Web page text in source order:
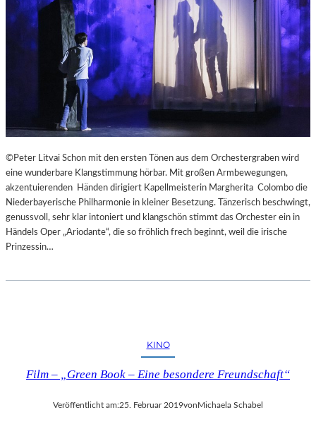
R
I
G
I
E
R
N
“
–
E
W
H
M
©Peter Litvai Schon mit den ersten Tönen aus dem Orchestergraben wird
eine wunderbare Klangstimmung hörbar. Mit großen Armbewegungen,
akzentuierenden Händen dirigiert Kapellmeisterin Margherita Colombo die
Niederbayerische Philharmonie in kleiner Besetzung. Tänzerisch beschwingt,
genussvoll, sehr klar intoniert und klangschön stimmt das Orchester ein in
Händels Oper „Ariodante“, die so fröhlich frech beginnt, weil die irische
Prinzessin…
KINO
Film – „Green Book – Eine besondere Freundschaft“
Veröffentlicht am:25. Februar 2019von Michaela Schabel